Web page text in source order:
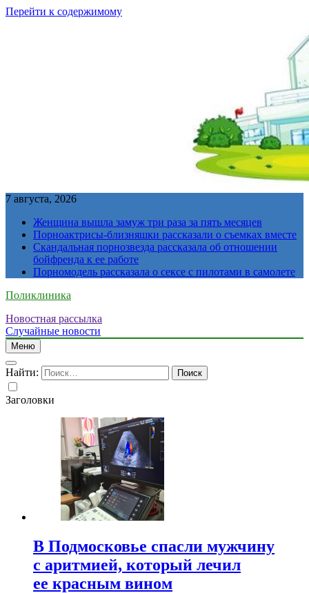
Перейти к содержимому
7 августа, 2026
Женщина вышла замуж три раза за пять месяцев
Порноактрисы-близняшки рассказали о съемках вместе
Скандальная порнозвезда рассказала об отношении
бойфренда к ее работе
Порномодель рассказала о сексе с пилотами в самолете
Поликлиника
Новостная рассылка
Случайные новости
Меню
Найти:
Заголовки
В Подмосковье спасли мужчину
с аритмией, который лечил
ее красным вином